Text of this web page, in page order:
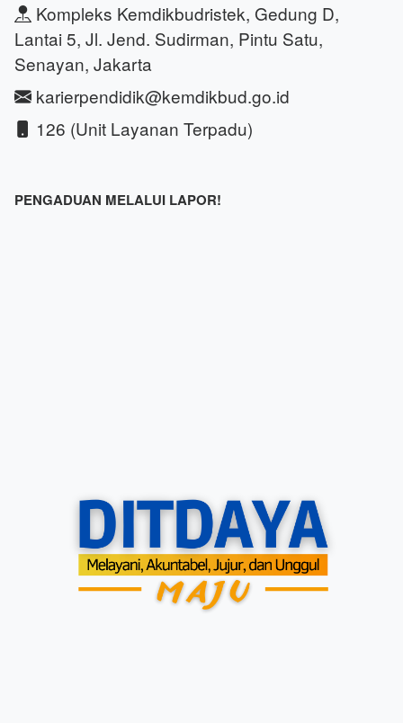
Kompleks Kemdikbudristek, Gedung D,
Lantai 5, Jl. Jend. Sudirman, Pintu Satu,
Senayan, Jakarta
karierpendidik@kemdikbud.go.id
126 (Unit Layanan Terpadu)
PENGADUAN MELALUI LAPOR!